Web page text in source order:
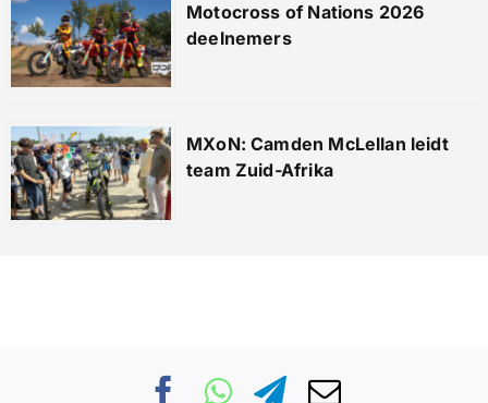
Motocross of Nations 2026
deelnemers
MXoN: Camden McLellan leidt
team Zuid-Afrika